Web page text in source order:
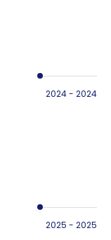
2024 - 2024
2025 - 2025